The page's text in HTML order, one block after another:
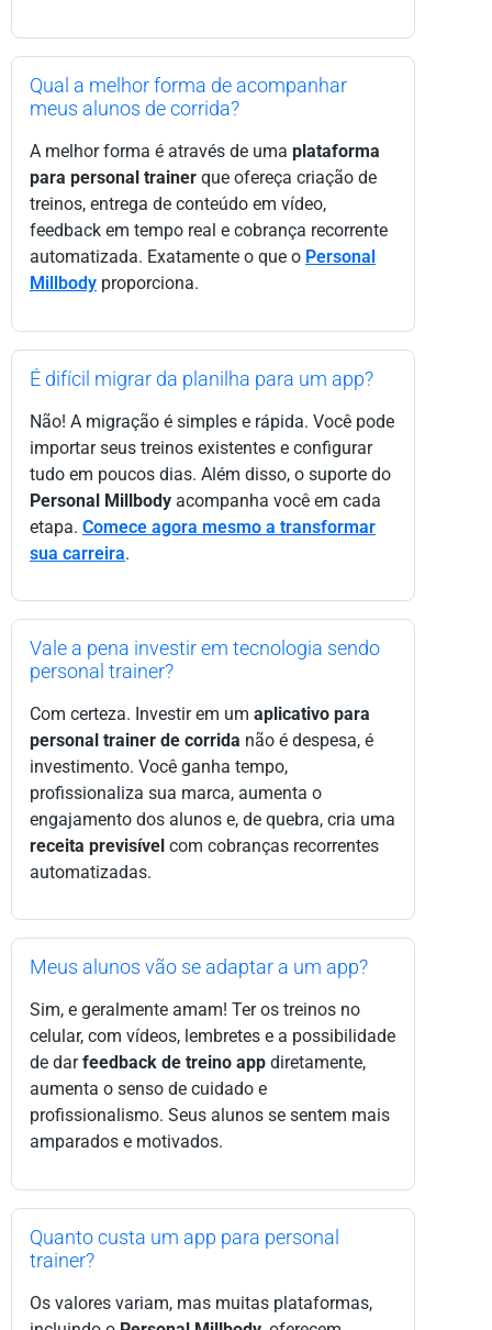
Qual a melhor forma de acompanhar
meus alunos de corrida?
A melhor forma é através de uma plataforma
para personal trainer que ofereça criação de
treinos, entrega de conteúdo em vídeo,
feedback em tempo real e cobrança recorrente
automatizada. Exatamente o que o Personal
Millbody proporciona.
É difícil migrar da planilha para um app?
Não! A migração é simples e rápida. Você pode
importar seus treinos existentes e configurar
tudo em poucos dias. Além disso, o suporte do
Personal Millbody acompanha você em cada
etapa. Comece agora mesmo a transformar
sua carreira.
Vale a pena investir em tecnologia sendo
personal trainer?
Com certeza. Investir em um aplicativo para
personal trainer de corrida não é despesa, é
investimento. Você ganha tempo,
profissionaliza sua marca, aumenta o
engajamento dos alunos e, de quebra, cria uma
receita previsível com cobranças recorrentes
automatizadas.
Meus alunos vão se adaptar a um app?
Sim, e geralmente amam! Ter os treinos no
celular, com vídeos, lembretes e a possibilidade
de darfeedback de treino app diretamente,
aumenta o senso de cuidado e
profissionalismo. Seus alunos se sentem mais
amparados e motivados.
Quanto custa um app para personal
trainer?
Os valores variam, mas muitas plataformas,